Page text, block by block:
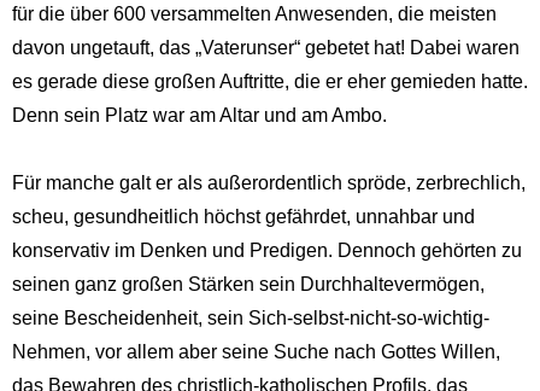
für die über 600 versammelten Anwesenden, die meisten
davon ungetauft, das „Vaterunser“ gebetet hat! Dabei waren
es gerade diese großen Auftritte, die er eher gemieden hatte.
Denn sein Platz war am Altar und am Ambo.
Für manche galt er als außerordentlich spröde, zerbrechlich,
scheu, gesundheitlich höchst gefährdet, unnahbar und
konservativ im Denken und Predigen. Dennoch gehörten zu
seinen ganz großen Stärken sein Durchhaltevermögen,
seine Bescheidenheit, sein Sich-selbst-nicht-so-wichtig-
Nehmen, vor allem aber seine Suche nach Gottes Willen,
das Bewahren des christlich-katholischen Profils, das